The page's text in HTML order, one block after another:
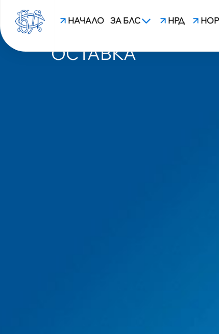
НАЧАЛО ЗА БЛС НРД
ЗАМЕСТНИК-
ОСТАВКА